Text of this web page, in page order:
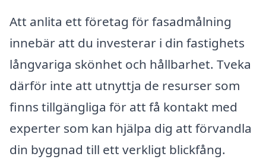
Att anlita ett företag för fasadmålning
innebär att du investerar i din fastighets
långvariga skönhet och hållbarhet. Tveka
därför inte att utnyttja de resurser som
finns tillgängliga för att få kontakt med
experter som kan hjälpa dig att förvandla
din byggnad till ett verkligt blickfång.